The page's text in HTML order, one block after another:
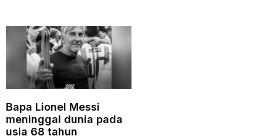
Bapa Lionel Messi
meninggal dunia pada
usia 68 tahun